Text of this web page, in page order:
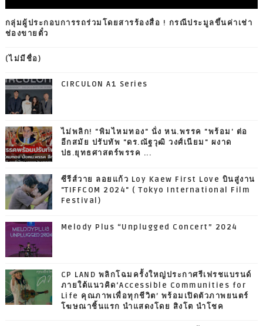
กลุ่มผู้ประกอบการรถร่วมโดยสารร้องสื่อ ! กรณีประมูลขึ้นค่าเช่า
ช่องขายตั๋ว
(ไม่มีชื่อ)
CIRCULON A1 Series
ไม่พลิก! "พิมไหมทอง" นั่ง หน.พรรค "พร้อม' ต่อ
อีกสมัย ปรับทัพ "ดร.ณัฐวุฒิ วงศ์เนียม" ผงาด
ปธ.ยุทธศาสตร์พรรค ...
ซีรีส์วาย ลอยแก้ว Loy Kaew First Love บินสู่งาน
"TIFFCOM 2024" ( Tokyo International Film
Festival)
Melody Plus “Unplugged Concert” 2024
CP LAND พลิกโฉมครั้งใหญ่ประกาศรีเฟรชแบรนด์
ภายใต้แนวคิด‘Accessible Communities for
Life คุณภาพเพื่อทุกชีวิต’ พร้อมเปิดตัวภาพยนตร์
โฆษณาชิ้นแรก นำแสดงโดย สิงโต นำโชค